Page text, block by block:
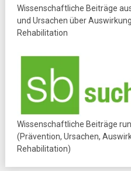
Wissenschaftliche Beiträge
und Ursachen über
Rehabilitation
Wissenschaftliche Beiträge
(Prävention, Ursachen,
Rehabilitation)